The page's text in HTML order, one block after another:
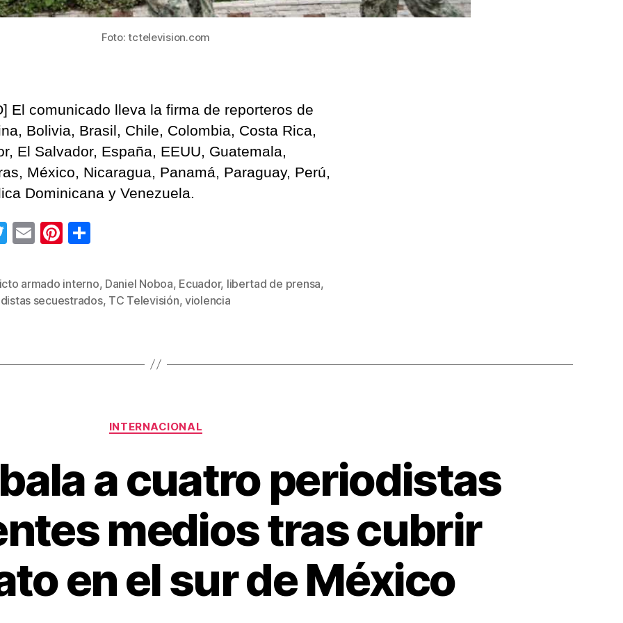
Foto: tctelevision.com
El comunicado lleva la firma de reporteros de
Bolivia, Brasil, Chile, Colombia, Costa Rica,
El Salvador, España, EEUU, Guatemala,
México, Nicaragua, Panamá, Paraguay, Perú,
Dominicana y Venezuela.
T
tt
er
E
ail
Pi
er
e
m
p
armado interno, Daniel Noboa, Ecuador, libertad de prensa,
secuestrados, TC Televisión, violencia
Categorías
INTERNACIONAL
a cuatro periodistas
medios tras cubrir
en el sur de México